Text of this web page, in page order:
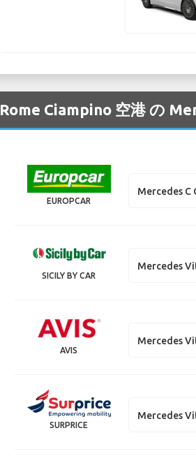
Rome Ciampino 空港 の
EUROPCAR
Mercedes C
SICILY BY CAR
Mercedes
AVIS
Mercedes
SURPRICE
Mercedes